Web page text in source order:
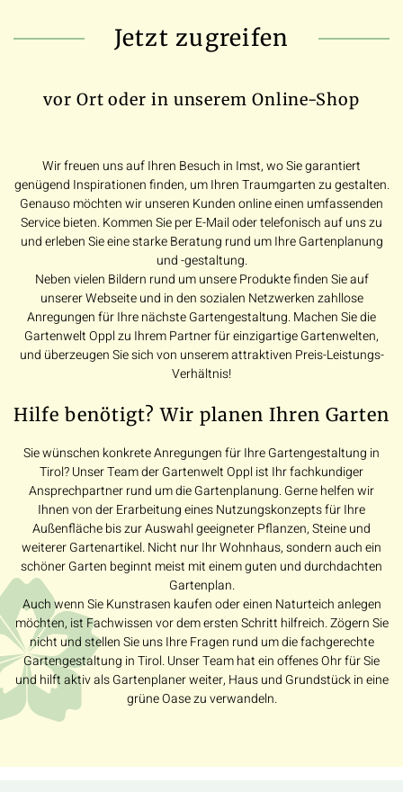
Jetzt zugreifen
vor Ort oder in unserem Online-Shop
Wir freuen uns auf Ihren Besuch in Imst, wo Sie garantiert
genügend Inspirationen finden, um Ihren Traumgarten zu gestalten.
Genauso möchten wir unseren Kunden online einen umfassenden
Service bieten. Kommen Sie per E-Mail oder telefonisch auf uns zu
und erleben Sie eine starke Beratung rund um Ihre Gartenplanung
und -gestaltung.
Neben vielen Bildern rund um unsere Produkte finden Sie auf
unserer Webseite und in den sozialen Netzwerken zahllose
Anregungen für Ihre nächste Gartengestaltung. Machen Sie die
Gartenwelt Oppl zu Ihrem Partner für einzigartige Gartenwelten,
und überzeugen Sie sich von unserem attraktiven Preis-Leistungs-
Verhältnis!
Hilfe benötigt? Wir planen Ihren Garten
Sie wünschen konkrete Anregungen für Ihre Gartengestaltung in
Tirol? Unser Team der Gartenwelt Oppl ist Ihr fachkundiger
Ansprechpartner rund um die Gartenplanung. Gerne helfen wir
Ihnen von der Erarbeitung eines Nutzungskonzepts für Ihre
Außenfläche bis zur Auswahl geeigneter Pflanzen, Steine und
weiterer Gartenartikel. Nicht nur Ihr Wohnhaus, sondern auch ein
schöner Garten beginnt meist mit einem guten und durchdachten
Gartenplan.
Auch wenn Sie Kunstrasen kaufen oder einen Naturteich anlegen
möchten, ist Fachwissen vor dem ersten Schritt hilfreich. Zögern Sie
nicht und stellen Sie uns Ihre Fragen rund um die fachgerechte
Gartengestaltung in Tirol. Unser Team hat ein offenes Ohr für Sie
und hilft aktiv als Gartenplaner weiter, Haus und Grundstück in eine
grüne Oase zu verwandeln.